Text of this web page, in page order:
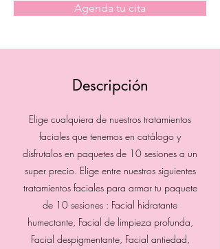
Agenda tu cita
Descripción
Elige cualquiera de nuestros tratamientos
faciales que tenemos en catálogo y
disfrutalos en paquetes de 10 sesiones a un
super precio. Elige entre nuestros siguientes
tratamientos faciales para armar tu paquete
de 10 sesiones : Facial hidratante
humectante, Facial de limpieza profunda,
Facial despigmentante, Facial antiedad,